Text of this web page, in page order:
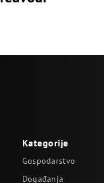
Kategorije
Gospodarstvo
Događanja